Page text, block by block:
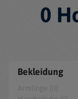
0
Bekleidung